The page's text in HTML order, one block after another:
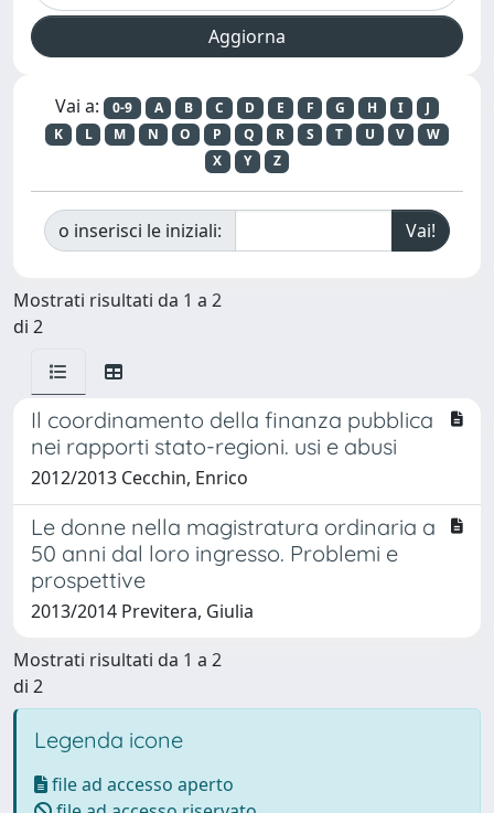
Vai a: 0-9 A B C D E F G H I
J
K
L M N O P Q R S T U V
W
X
Y Z
o inserisci le iniziali:
Mostrati risultati da 1 a 2
di 2
Il coordinamento della finanza pubblica
nei rapporti stato-regioni. usi e abusi
2012/2013 Cecchin, Enrico
Le donne nella magistratura ordinaria a
50 anni dal loro ingresso. Problemi e
prospettive
2013/2014 Previtera, Giulia
Mostrati risultati da 1 a 2
di 2
Legenda icone
file ad accesso aperto